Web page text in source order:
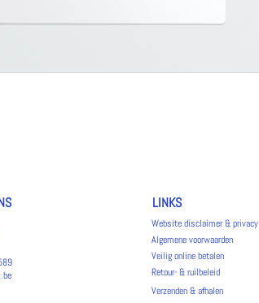
LINKS
Website disclaimer & privacy
Algemene voorwaarden
Veilig online betalen
Retour- & ruilbeleid
Verzenden & afhalen